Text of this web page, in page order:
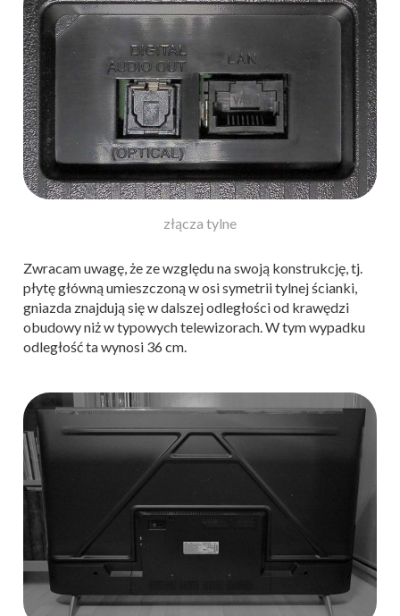
złącza tylne
Zwracam uwagę, że ze względu na swoją konstrukcję, tj.
płytę główną umieszczoną w osi symetrii tylnej ścianki,
gniazda znajdują się w dalszej odległości od krawędzi
obudowy niż w typowych telewizorach. W tym wypadku
odległość ta wynosi 36 cm.